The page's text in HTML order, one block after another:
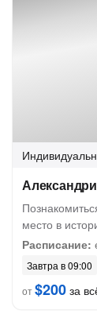
место в
Расписание:
Завтра в 09:00
от$200 за